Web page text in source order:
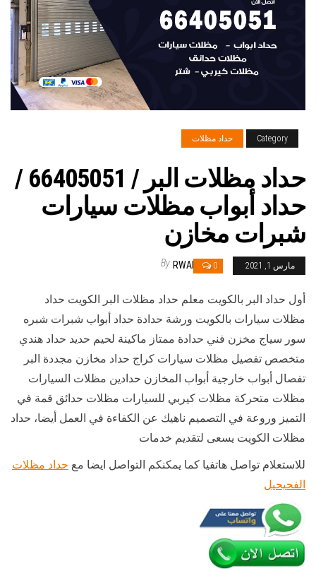
Category حداد مظلات
حداد مظلات البر / 66405051 /
حداد أبواب مظلات سيارات
شبرات مخازن
مارس 1, 2021 0
By RWAN
أول حداد البر بالكويت معلم حداد مظلات البر الكويت حداد
مظلات سيارات بالكويت ورشة حدادة حداد أبواب شبرات شبره
سور سياج مخزن فني حدادة ممتاز ماكينة لحيم حديد حداد هندي
متخصص تفصيل مظلات سيارات كراج حداد مخازن مجددة البر
تفصال أبواب خارجية أبواب المخازن حدادين مظلات السيارات
مظلات متحركة مظلات كيربي للسيارات مظلات حدائق قمة في
التميز وروعة في التصميم ناهيك عن الكفاءة في العمل أيضا، حداد
مظلات الكويت يسعى لتقديم خدمات
للاستعلام تواصل هاتفيا كما يمكنكم التواصل ايضا مع حداد مظلات
الفحيحيل